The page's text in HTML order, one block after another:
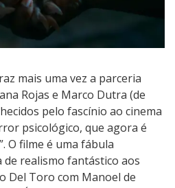
mais uma vez a parceria
Rojas e Marco Dutra (de
pelo fascínio ao cinema
psicológico, que agora é
O filme é uma fábula
realismo fantástico aos
Del Toro com Manoel de